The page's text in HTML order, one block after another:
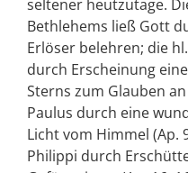
seltener heutzutage.
Bethlehems ließ Gott
Erlöser belehren; die
durch Erscheinung
Sterns zum Glauben
Paulus durch eine
Licht vom Himmel (Ap.
Philippi durch